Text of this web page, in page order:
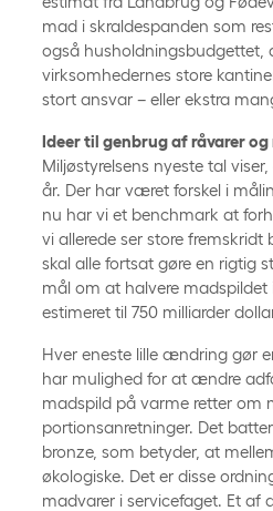
mad i skraldespanden som
også
virksomhedernes store
stort ansvar – eller ekstra
Ideer til genbrug af råvarer og
Miljøstyrelsens nyeste tal
år. Der har været forskel i
nu har vi et benchmark at
vi allerede ser store
skal alle fortsat gøre en rigtig
mål om at halvere
estimeret til 750 milliarder
Hver eneste lille ændring gør
har mulighed for at ændre
madspild på varme retter om
portionsanretninger. Det
bronze, som betyder, at
økologiske. Det er disse
madvarer i servicefaget. Et af